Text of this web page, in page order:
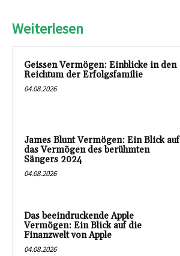
Weiterlesen
Geissen Vermögen: Einblicke in den
Reichtum der Erfolgsfamilie
04.08.2026
James Blunt Vermögen: Ein Blick auf
das Vermögen des berühmten
Sängers 2024
04.08.2026
Das beeindruckende Apple
Vermögen: Ein Blick auf die
Finanzwelt von Apple
04.08.2026